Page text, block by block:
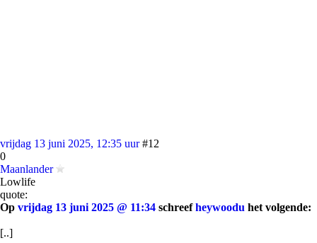
vrijdag 13 juni 2025, 12:35 uur #12
0
Maanlander
Lowlife
quote:
Op vrijdag 13 juni 2025 @ 11:34 schreefheywoodu het volgende:
[..]